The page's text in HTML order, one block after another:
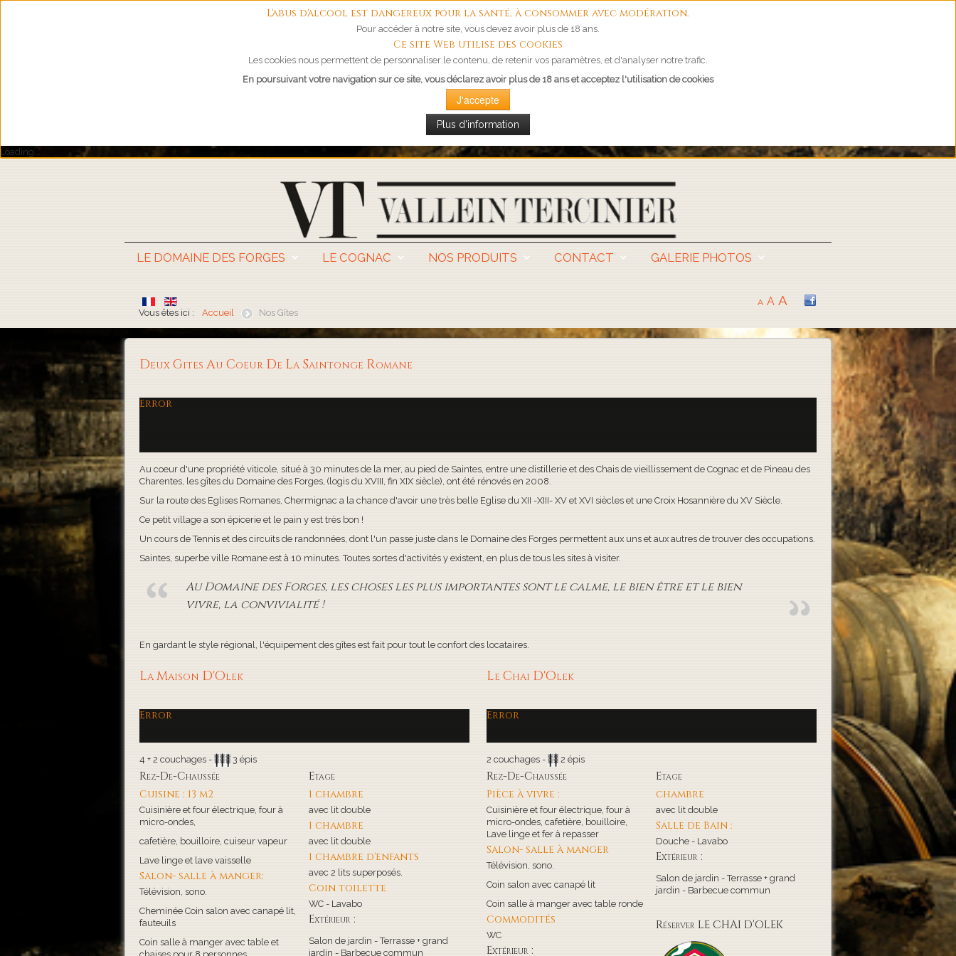
L'abus d'alcool est dangereux pour la santé, à consommer avec modération.
Pour accéder à notre site, vous devez avoir plus de 18 ans.
Ce site Web utilise des cookies
Les cookies nous permettent de personnaliser le contenu, de retenir vos paramètres, et d'analyser notre trafic.
En poursuivant votre navigation sur ce site, vous déclarez avoir plus de 18 ans et acceptez l'utilisation de cookies
J'accepte
Plus d'information
Loading...
LE DOMAINE DES FORGES LE COGNAC NOS PRODUITS CONTACT GALERIE PHOTOS
Vous êtes ici : Accueil Nos Gîtes
A A A
Deux Gites Au Coeur De La Saintonge Romane
Error
Au coeur d'une propriété viticole, situé à 30 minutes de la mer, au pied de Saintes, entre une distillerie et des Chais de vieillissement de Cognac et de Pineau des
Charentes, les gîtes du Domaine des Forges, (logis du XVIII, fin XIX siècle), ont été rénovés en 2008.
Sur la route des Eglises Romanes, Chermignac a la chance d'avoir une très belle Eglise du XII -XIII- XV et XVI siècles et une Croix Hosannière du XV Siècle.
Ce petit village a son épicerie et le pain y est très bon !
Un cours de Tennis et des circuits de randonnées, dont l'un passe juste dans le Domaine des Forges permettent aux uns et aux autres de trouver des occupations.
Saintes, superbe ville Romane est à 10 minutes. Toutes sortes d'activités y existent, en plus de tous les sites à visiter.
Au Domaine des Forges, les choses les plus importantes sont le calme, le bien être et le bien
vivre, la convivialité !
En gardant le style régional, l'équipement des gîtes est fait pour tout le confort des locataires.
La Maison D'Olek
Error
4 + 2 couchages - 3 épis
Rez-De-Chaussée
Cuisine : 13 m2
Cuisinière et four électrique, four à
micro-ondes,
cafetière, bouilloire, cuiseur vapeur
Lave linge et lave vaisselle
Salon- salle à manger:
Télévision, sono.
Cheminée Coin salon avec canapé lit,
fauteuils
Coin salle à manger avec table et
Etage
1 chambre
avec lit double
1 chambre
avec lit double
1 chambre d'enfants
avec 2 lits superposés.
Coin toilette
WC - Lavabo
Extérieur :
Salon de jardin - Terrasse + grand
jardin - Barbecue commun
Le Chai D'Olek
Error
2 couchages - 2 épis
Rez-De-Chaussée
Pièce à vivre :
Cuisinière et four électrique, four à
micro-ondes, cafetière, bouilloire,
Lave linge et fer à repasser
Salon- salle à manger
Télévision, sono.
Coin salon avec canapé lit
Coin salle à manger avec table ronde
Commodités
WC
Extérieur :
Etage
chambre
avec lit double
Salle de Bain :
Douche - Lavabo
Extérieur :
Salon de jardin - Terrasse + grand
jardin - Barbecue commun
Réserver LE CHAI D'OLEK